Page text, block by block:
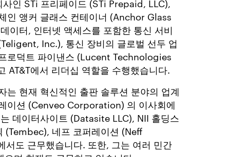
인 STi 프리페이드 (STi Prepaid, LLC),
인 앵커 글래스 컨테이너 (Anchor Glass
이터, 인터넷 액세스를 포함한 통신 서비
Inc.), 통신 장비의 글로벌 선두 업
로덕트 파이낸스 (Lucent Technologies
AT&T에서 리더십 역할을 수행했습니다.
는 현재 혁신적인 출판 솔루션 분야의 업계
이션 (Cenveo Corporation) 의 이사회에
데이터사이트 (Datasite LLC), NII 홀딩스
네프 코퍼레이션 (Neff
도 근무했습니다. 또한, 그는 여러 민간